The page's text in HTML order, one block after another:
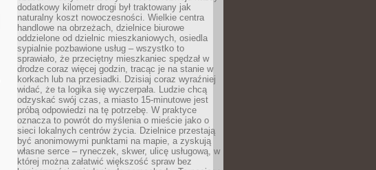
dodatkowy kilometr drogi był traktowany jak
naturalny koszt nowoczesności. Wielkie centra
handlowe na obrzeżach, dzielnice biurowe
oddzielone od dzielnic mieszkaniowych, osiedla
sypialnie pozbawione usług – wszystko to
sprawiało, że przeciętny mieszkaniec spędzał w
drodze coraz więcej godzin, tracąc je na stanie w
korkach lub na przesiadki. Dzisiaj coraz wyraźniej
widać, że ta logika się wyczerpała. Ludzie chcą
odzyskać swój czas, a miasto 15-minutowe jest
próbą odpowiedzi na tę potrzebę. W praktyce
oznacza to powrót do myślenia o mieście jako o
sieci lokalnych centrów życia. Dzielnice przestają
być anonimowymi punktami na mapie, a zyskują
własne serce – ryneczek, skwer, ulicę usługową, w
której można załatwić większość spraw bez